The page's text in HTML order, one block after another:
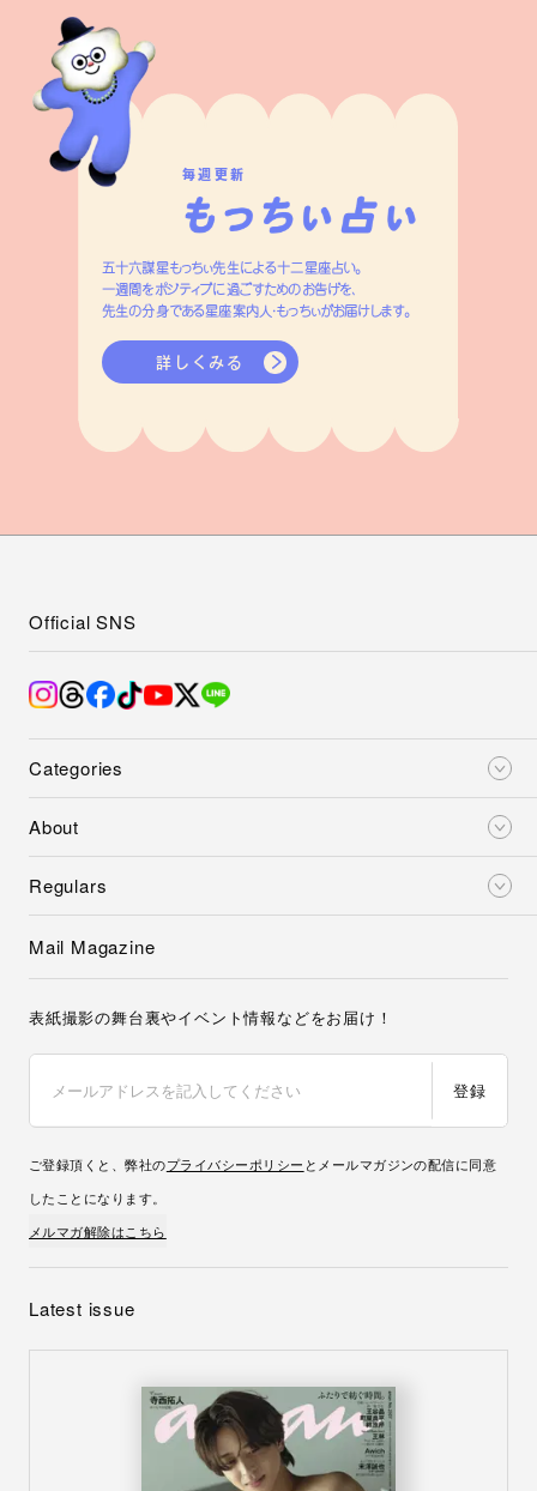
毎週更新
五十六謀星もっちぃ先生による十二星座占い。
一週間をポジティブに過ごすためのお告げを、
先生の分身である星座案内人・もっちぃがお届けします。
詳しくみる
Categories
About
Regulars
Official SNS
Mail Magazine
表紙撮影の舞台裏やイベント情報などをお届け！
登録
ご登録頂くと、弊社のプライバシーポリシー とメールマガジンの配信に同意
したことになります。
メルマガ解除はこちら
Latest issue